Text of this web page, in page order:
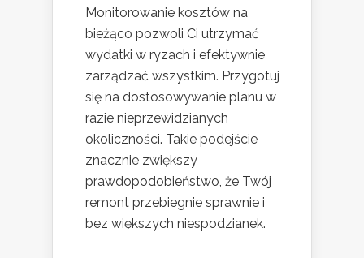
Monitorowanie kosztów na
bieżąco pozwoli Ci utrzymać
wydatki w ryzach i efektywnie
zarządzać wszystkim. Przygotuj
się na dostosowywanie planu w
razie nieprzewidzianych
okoliczności. Takie podejście
znacznie zwiększy
prawdopodobieństwo, że Twój
remont przebiegnie sprawnie i
bez większych niespodzianek.